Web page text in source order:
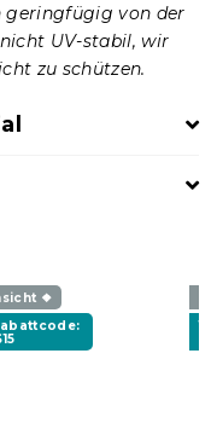
geringfügig von der
UV-stabil, wir
zu schützen.
❖